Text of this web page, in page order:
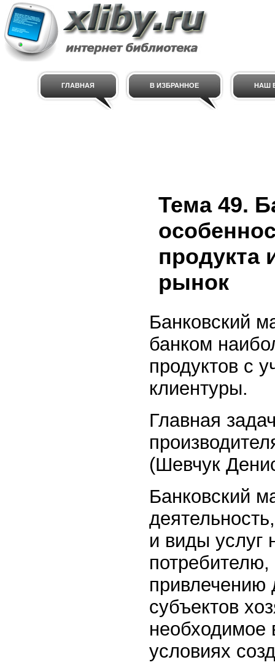
ГЛАВНАЯ В ИЗБРАННОЕ НАШ
Тема 49.
продукта
рынок
Банковский
банком
продуктов с
клиентуры.
Главная
(Шевчук
Банковский
и виды услуг
потребителю,
привлечению
субъектов
необходимое
условиях